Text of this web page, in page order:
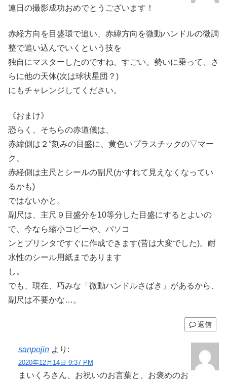
連日の撮影成功おめでとうございます！
赤経方向を目盛環で追い、赤緯方向を微動ハンドルの微調
整で追い込んでいくという技を
独自にマスターしたのですね、すごい。勢いに乗って、さ
らに他の天体(次は球状星団？)
にもチャレンジしてください。
《おまけ》
恐らく、そちらの赤道儀は、
赤緯側は２°刻みの目盛に、黄色いプラスチックの▽マー
ク、
赤経側は主尺とシールの副尺(かすれて見えなくなってい
るかも)
ではないかと。
副尺は、主尺９目盛分を10等分した目盛にするとよいの
で、今なら縮小コピーや、パソコ
ンとプリンタですぐに作成できます(昔は大変でした)。耐
水性のシール用紙まであります
し。
でも、現在、巧みな「微動ハンドルさばき」があるから、
副尺は不要かな…。
返信
sanpojin より:
2020年12月14日 9:37 PM
まいくろさん、お祝いのお言葉と、お褒めのお